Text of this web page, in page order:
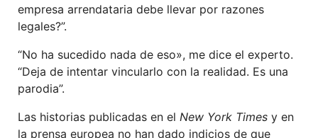
empresa arrendataria debe llevar por razones
legales?”.
“No ha sucedido nada de eso», me dice el experto.
“Deja de intentar vincularlo con la realidad. Es una
parodia”.
Las historias publicadas en el New York Times y en
la prensa europea no han dado indicios de que